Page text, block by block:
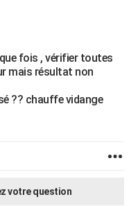
fois , vérifier toutes
mais résultat non
?? chauffe vidange
votre question